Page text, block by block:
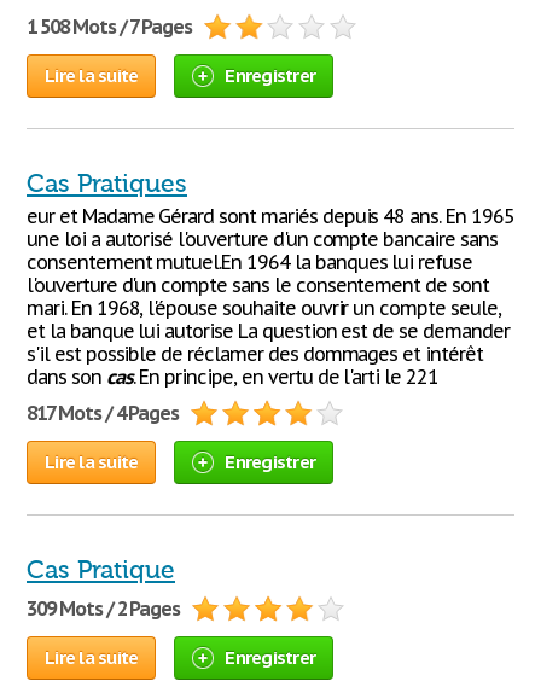
1 508 Mots / 7 Pages
Lire la suite Enregistrer
Cas Pratiques
eur et Madame Gérard sont mariés depuis 48 ans. En 1965
une loi a autorisé l'ouverture d'un compte bancaire sans
consentement mutuel.En 1964 la banques lui refuse
l'ouverture d'un compte sans le consentement de sont
mari. En 1968, l'épouse souhaite ouvrir un compte seule,
et la banque lui autorise La question est de se demander
s'il est possible de réclamer des dommages et intérêt
dans son cas. En principe, en vertu de l'arti le 221
817 Mots / 4 Pages
Lire la suite Enregistrer
Cas Pratique
309 Mots / 2 Pages
Lire la suite Enregistrer